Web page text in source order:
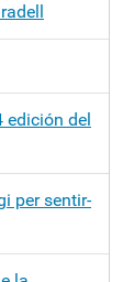
edición del
per sentir-